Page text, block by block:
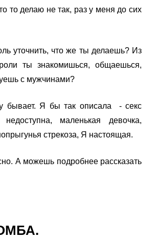
то делаю не так, раз у меня до сих
уточнить, что же ты делаешь? Из
ты знакомишься, общаешься,
с мужчинами?
бывает. Я бы так описала - секс
маленькая девочка,
стрекоза, Я настоящая.
А можешь подробнее рассказать